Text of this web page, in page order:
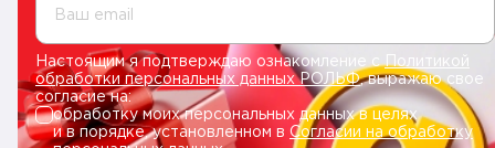
Ваш email
Настоящим я подтверждаю ознакомление сПолитикой
обработки персональных данных РОЛЬФ, выражаю свое
согласие на:
обработку моих персональных данных в целях
и в порядке, установленном в Согласии на обработку